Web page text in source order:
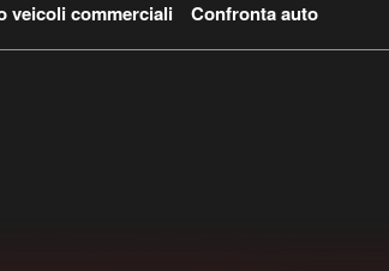
veicoli commerciali Confronta auto